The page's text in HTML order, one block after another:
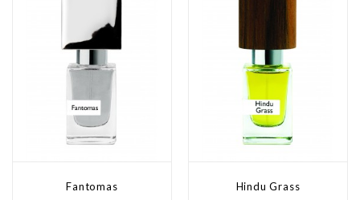
Fantomas Hindu Grass